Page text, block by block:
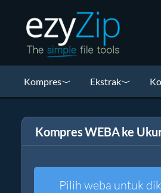
Kompres Ekstrak
Kompres WEBA ke
Pilih weba untuk